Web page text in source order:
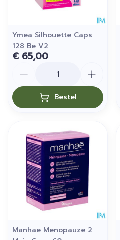
Ymea Silhouette Caps
128 Be V2
€ 65,00
Bestel
Manhae Menopauze 2